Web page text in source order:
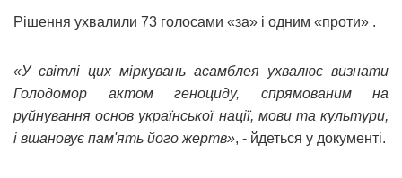
Рішення ухвалили 73 голосами «за» і одним «проти» .
«У світлі цих міркувань асамблея ухвалює визнати
Голодомор актом геноциду, спрямованим на
руйнування основ української нації, мови та культури,
і вшановує пам'ять його жертв», - йдеться у документі.